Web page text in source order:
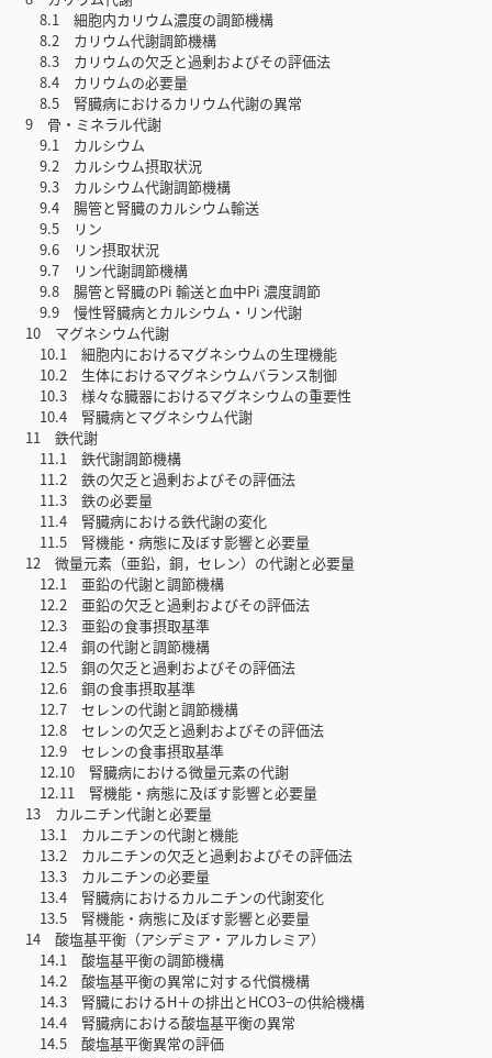
8.1 細胞内カリウム濃度の調節機構
8.2 カリウム代謝調節機構
8.3 カリウムの欠乏と過剰およびその評価法
8.4 カリウムの必要量
8.5 腎臓病におけるカリウム代謝の異常
9 骨・ミネラル代謝
9.1 カルシウム
9.2 カルシウム摂取状況
9.3 カルシウム代謝調節機構
9.4 腸管と腎臓のカルシウム輸送
9.5 リン
9.6 リン摂取状況
9.7 リン代謝調節機構
9.8 腸管と腎臓のPi 輸送と血中Pi 濃度調節
9.9 慢性腎臓病とカルシウム・リン代謝
10 マグネシウム代謝
10.1 細胞内におけるマグネシウムの生理機能
10.2 生体におけるマグネシウムバランス制御
10.3 様々な臓器におけるマグネシウムの重要性
10.4 腎臓病とマグネシウム代謝
11 鉄代謝
11.1 鉄代謝調節機構
11.2 鉄の欠乏と過剰およびその評価法
11.3 鉄の必要量
11.4 腎臓病における鉄代謝の変化
11.5 腎機能・病態に及ぼす影響と必要量
12 微量元素（亜鉛，銅，セレン）の代謝と必要量
12.1 亜鉛の代謝と調節機構
12.2 亜鉛の欠乏と過剰およびその評価法
12.3 亜鉛の食事摂取基準
12.4 銅の代謝と調節機構
12.5 銅の欠乏と過剰およびその評価法
12.6 銅の食事摂取基準
12.7 セレンの代謝と調節機構
12.8 セレンの欠乏と過剰およびその評価法
12.9 セレンの食事摂取基準
12.10 腎臓病における微量元素の代謝
12.11 腎機能・病態に及ぼす影響と必要量
13 カルニチン代謝と必要量
13.1 カルニチンの代謝と機能
13.2 カルニチンの欠乏と過剰およびその評価法
13.3 カルニチンの必要量
13.4 腎臓病におけるカルニチンの代謝変化
13.5 腎機能・病態に及ぼす影響と必要量
14 酸塩基平衡（アシデミア・アルカレミア）
14.1 酸塩基平衡の調節機構
14.2 酸塩基平衡の異常に対する代償機構
14.3 腎臓におけるH＋の排出とHCO3−の供給機構
14.4 腎臓病における酸塩基平衡の異常
14.5 酸塩基平衡異常の評価